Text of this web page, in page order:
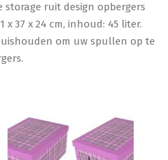
ruit design opbergers
x 37 x 24 cm, inhoud: 45 liter.
om uw spullen op te